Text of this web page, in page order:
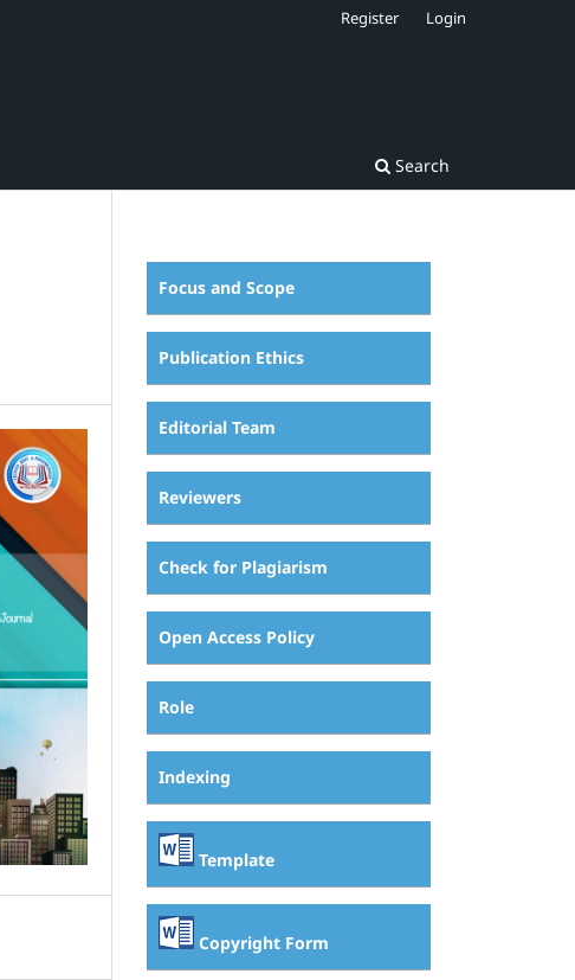
Search
Register Login
Focus and Scope
Publication Ethics
Editorial Team
Reviewers
Check for Plagiarism
Open Access Policy
Role
Indexing
Template
Copyright Form